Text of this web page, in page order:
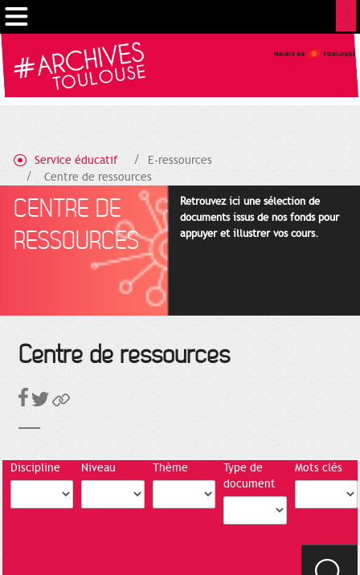
Service éducatif
E-ressources
Centre de ressources
CENTRE DE
RESSOURCES
Retrouvez ici une sélection de
documents issus de nos fonds pour
appuyer et illustrer vos cours.
Centre de ressources
Discipline Niveau Thème
Type de
document
Mots clés
Gestion de vos préférences sur les cookies